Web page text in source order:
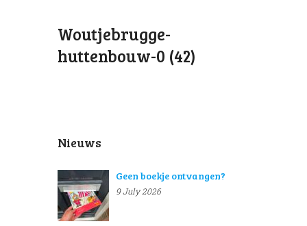
Woutjebrugge-
huttenbouw-0 (42)
Nieuws
Geen boekje ontvangen?
9 July 2026